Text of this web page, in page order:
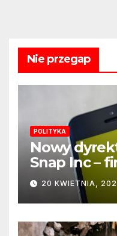
Nie przegap
POLITYKA
Nowy
Snap Inc –
zmianę na
stanowisku
20 KWIETNIA,